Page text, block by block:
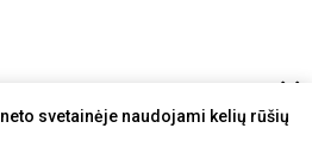
svetainėje naudojami kelių rūšių